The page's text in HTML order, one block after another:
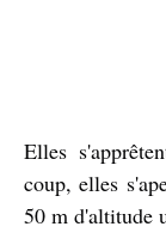
Elles
coup, elles
50 m d'altitude